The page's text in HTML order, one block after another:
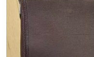
無